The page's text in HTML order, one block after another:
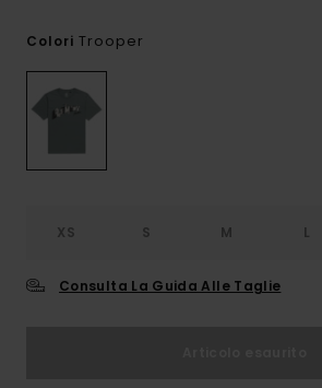
Colori Trooper
XS S M L
Consulta La Guida Alle Taglie